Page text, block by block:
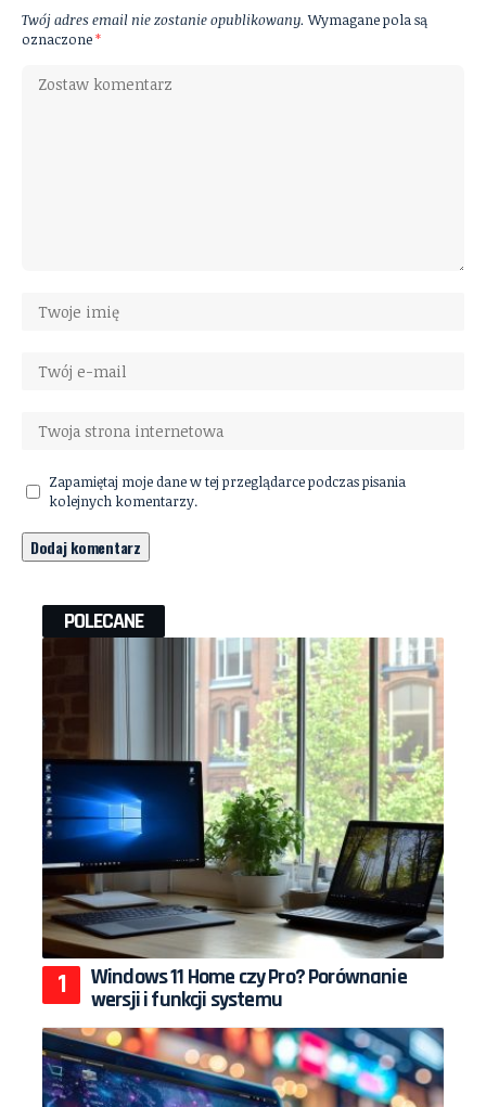
Twój adres email nie zostanie opublikowany. Wymagane pola są
oznaczone*
Zapamiętaj moje dane w tej przeglądarce podczas pisania
kolejnych komentarzy.
POLECANE
Windows 11 Home czy Pro? Porównanie
wersji i funkcji systemu